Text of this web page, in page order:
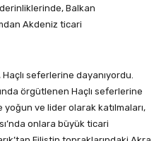
Balkan
Akdeniz ticari
Haçlı seferlerine dayanıyordu.
örgütlenen Haçlı seferlerine
ve lider olarak katılmaları,
onlara büyük ticari